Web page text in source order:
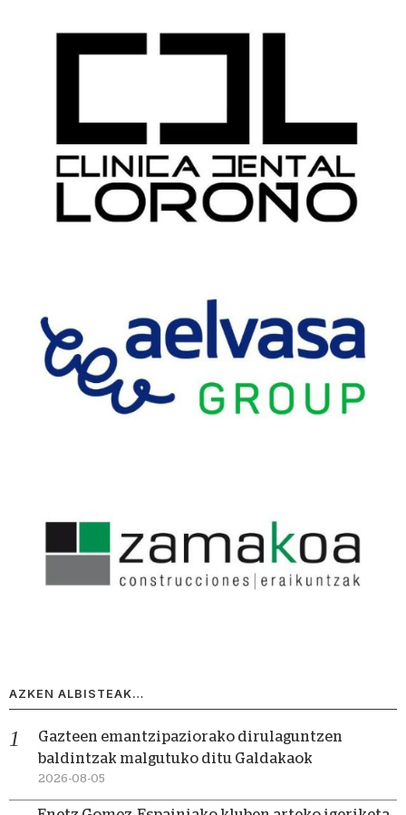
AZKEN ALBISTEAK…
Gazteen emantzipaziorako dirulaguntzen
baldintzak malgutuko ditu Galdakaok
2026-08-05